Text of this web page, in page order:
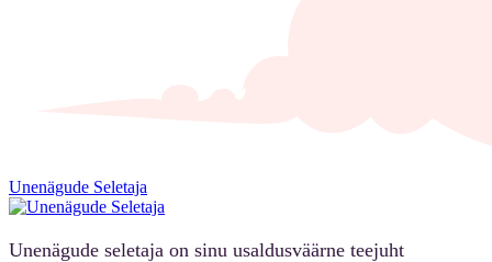
Unenägude Seletaja
Unenägude seletaja on sinu usaldusväärne teejuht